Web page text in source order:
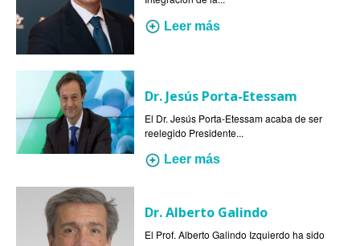
Leer más
Dr. Jesús Porta-Etessam
El Dr. Jesús Porta-Etessam acaba de ser
reelegido Presidente...
Leer más
Dr. Alberto Galindo
El Prof. Alberto Galindo Izquierdo ha sido